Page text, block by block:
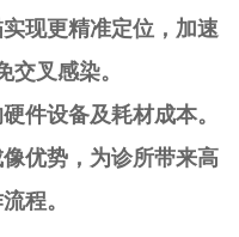
现更精准定位，加速
交叉感染。
件设备及耗材成本。
优势，为诊所带来高
程。